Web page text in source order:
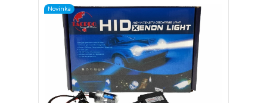
Novinka